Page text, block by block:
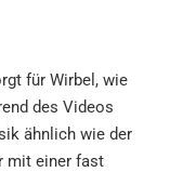
für Wirbel, wie
des Videos
ähnlich wie der
mit einer fast